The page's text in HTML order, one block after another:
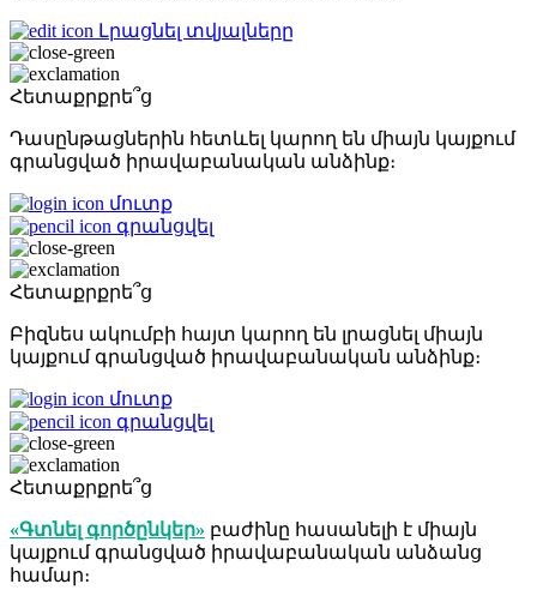
Լրացնել տվյալները
Հետաքրքրե՞ց
Դասընթացներին հետևել կարող են միայն կայքում
գրանցված իրավաբանական անձինք։
մուտք
գրանցվել
Հետաքրքրե՞ց
Բիզնես ակումբի հայտ կարող են լրացնել միայն
կայքում գրանցված իրավաբանական անձինք։
մուտք
գրանցվել
Հետաքրքրե՞ց
«Գտնել գործընկեր» բաժինը հասանելի է միայն
կայքում գրանցված իրավաբանական անձանց
համար։